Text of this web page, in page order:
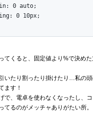
てくると、固定値より%で決め
いたり割ったり掛けたり…私の
ます！
で、電卓を使わなくなったし、
てるのがメッチャありがたい所。